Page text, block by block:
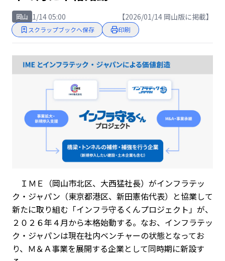
岡山 1/14 05:00 【2026/01/14 岡山版に掲載】
スクラップブックへ保存 印刷
ＩＭＥ（岡山市北区、大西猛社長）がインフラテッ
ク・ジャパン（東京都港区、新田憲佑代表）と協業して
新たに取り組む「インフラ守るくんプロジェクト」が、
２０２６年４月から本格始動する。なお、インフラテッ
ク・ジャパンは現在社内ベンチャーの状態となってお
り、Ｍ＆Ａ事業を展開する企業として同時期に新設す